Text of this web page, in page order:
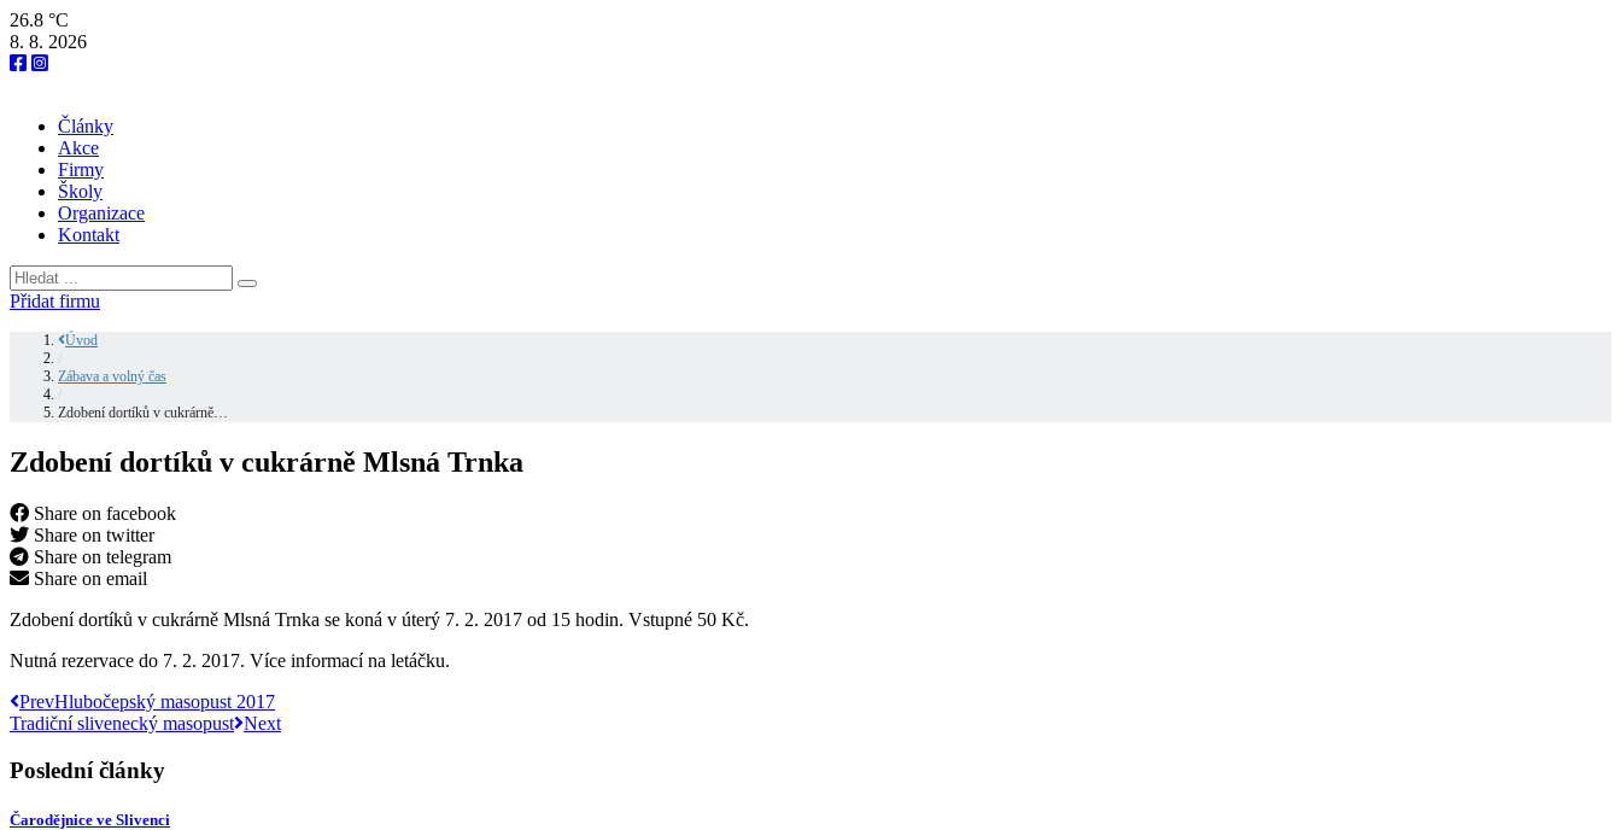
26.8 °C
8. 8. 2026
Články
Akce
Firmy
Školy
Organizace
Kontakt
Přidat firmu
Úvod
Zábava a volný čas
Zdobení dortíků v cukrárně…
Zdobení dortíků v cukrárně Mlsná Trnka
Share on facebook
Share on twitter
Share on telegram
Share on email
Zdobení dortíků v cukrárně Mlsná Trnka se koná v úterý 7. 2. 2017 od 15 hodin. Vstupné 50 Kč.
Nutná rezervace do 7. 2. 2017. Více informací na letáčku.
PrevHlubočepský masopust 2017
Tradiční slivenecký masopust Next
Poslední články
Čarodějnice ve Slivenci